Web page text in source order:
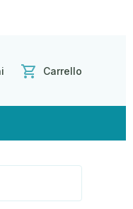
Carrello